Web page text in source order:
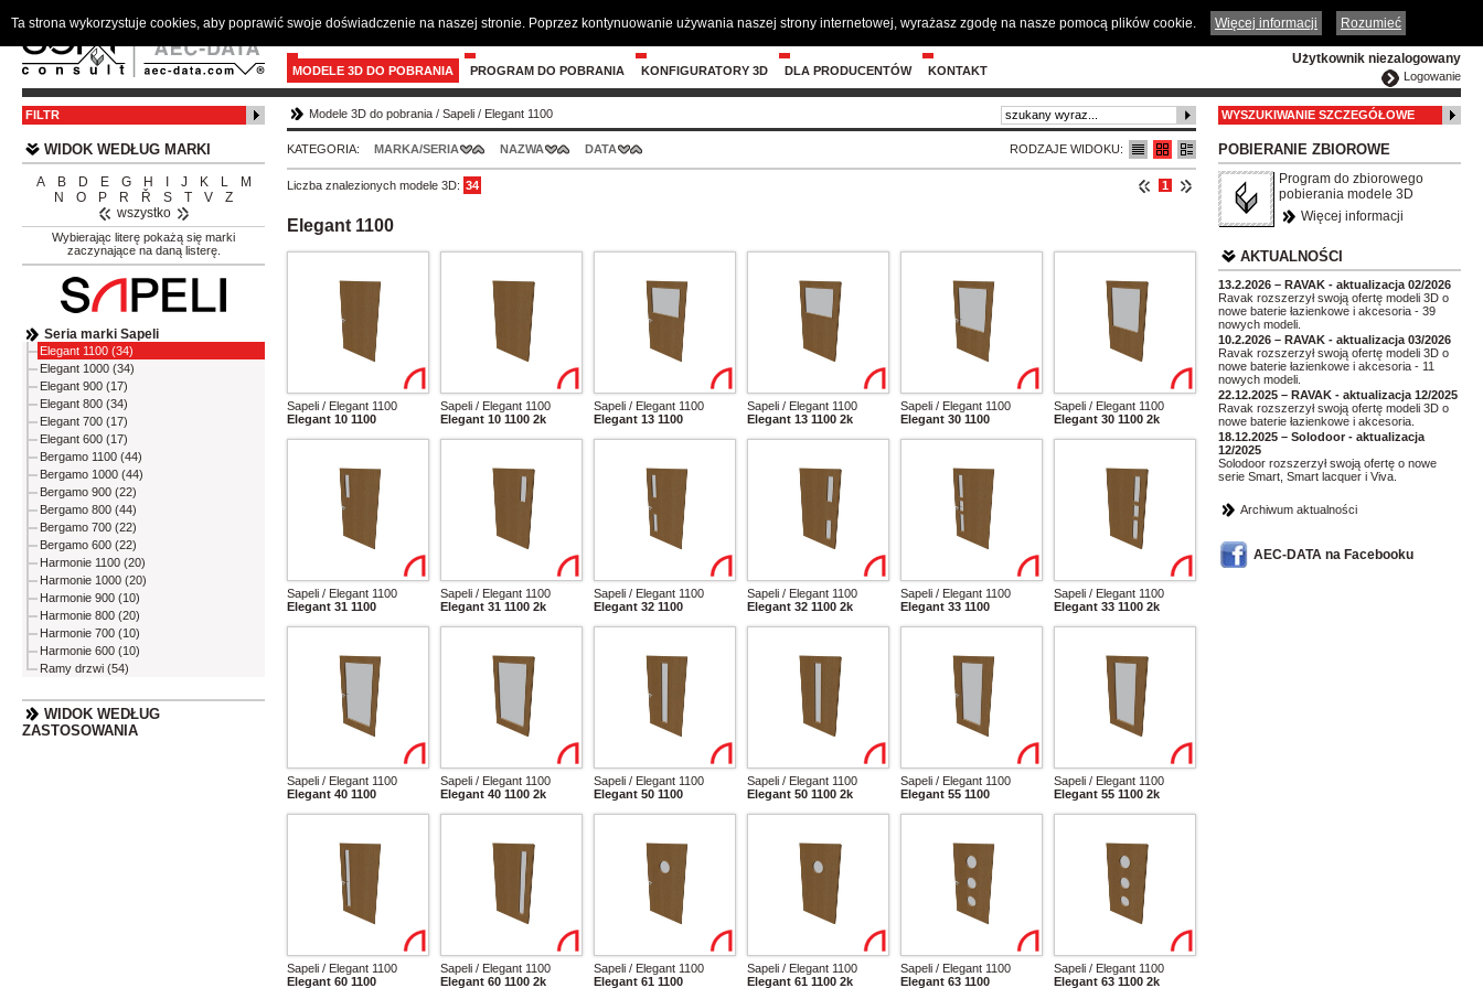
ČESKY ENGLISH DEUTSCH
Użytkownik niezalogowany
Logowanie
MODELE 3D DO POBRANIA PROGRAM DO POBRANIA KONFIGURATORY 3D DLA PRODUCENTÓW KONTAKT
FILTR
WIDOK WEDŁUG MARKI
A B D E G H J K L
M
N
O P R Ř S T V
Z
wszystko
Wybierając literę pokażą się marki
zaczynające na daną listerę.
Seria marki Sapeli
Elegant 1100 (34)
Elegant 1000 (34)
Elegant 900 (17)
Elegant 800 (34)
Elegant 700 (17)
Elegant 600 (17)
Bergamo 1100 (44)
Bergamo 1000 (44)
Bergamo 900 (22)
Bergamo 800 (44)
Bergamo 700 (22)
Bergamo 600 (22)
Harmonie 1100 (20)
Harmonie 1000 (20)
Harmonie 900 (10)
Harmonie 800 (20)
Harmonie 700 (10)
Harmonie 600 (10)
Ramy drzwi (54)
WIDOK WEDŁUG
ZASTOSOWANIA
Modele 3D do pobrania / Sapeli / Elegant 1100
RODZAJE WIDOKU:
KATEGORIA: MARKA/SERIA NAZWA DATA
1
Liczba znalezionych modele 3D: 34
Elegant 1100
Sapeli / Elegant 1100
Elegant 10 1100
Sapeli / Elegant 1100
Elegant 10 1100 2k
Sapeli / Elegant 1100
Elegant 13 1100
Sapeli / Elegant 1100
Elegant 13 1100 2k
Sapeli / Elegant 1100
Elegant 30 1100
Sapeli / Elegant 1100
Elegant 30 1100 2k
Sapeli / Elegant 1100
Elegant 31 1100
Sapeli / Elegant 1100
Elegant 31 1100 2k
Sapeli / Elegant 1100
Elegant 32 1100
Sapeli / Elegant 1100
Elegant 32 1100 2k
Sapeli / Elegant 1100
Elegant 33 1100
Sapeli / Elegant 1100
Elegant 33 1100 2k
Sapeli / Elegant 1100
Elegant 40 1100
Sapeli / Elegant 1100
Elegant 40 1100 2k
Sapeli / Elegant 1100
Elegant 50 1100
Sapeli / Elegant 1100
Elegant 50 1100 2k
Sapeli / Elegant 1100
Elegant 55 1100
Sapeli / Elegant 1100
Elegant 55 1100 2k
Sapeli / Elegant 1100
Elegant 60 1100
Sapeli / Elegant 1100
Elegant 60 1100 2k
Sapeli / Elegant 1100
Elegant 61 1100
Sapeli / Elegant 1100
Elegant 61 1100 2k
Sapeli / Elegant 1100
Elegant 63 1100
Sapeli / Elegant 1100
Elegant 63 1100 2k
WYSZUKIWANIE SZCZEGÓŁOWE
POBIERANIE ZBIOROWE
Program do zbiorowego
pobierania modele 3D
Więcej informacji
AKTUALNOŚCI
13.2.2026 – RAVAK - aktualizacja 02/2026
Ravak rozszerzył swoją ofertę modeli 3D o
nowe baterie łazienkowe i akcesoria - 39
nowych modeli.
10.2.2026 – RAVAK - aktualizacja 03/2026
Ravak rozszerzył swoją ofertę modeli 3D o
nowe baterie łazienkowe i akcesoria - 11
nowych modeli.
22.12.2025 – RAVAK - aktualizacja 12/2025
Ravak rozszerzył swoją ofertę modeli 3D o
nowe baterie łazienkowe i akcesoria.
18.12.2025 – Solodoor - aktualizacja
12/2025
Solodoor rozszerzył swoją ofertę o nowe
serie Smart, Smart lacquer i Viva.
Archiwum aktualności
AEC-DATA na Facebooku
Ta strona wykorzystuje cookies, aby poprawić swoje doświadczenie na naszej stronie. Poprzez kontynuowanie używania naszej strony internetowej, wyrażasz zgodę na nasze pomocą plików cookie. Więcej informacji Rozumieć